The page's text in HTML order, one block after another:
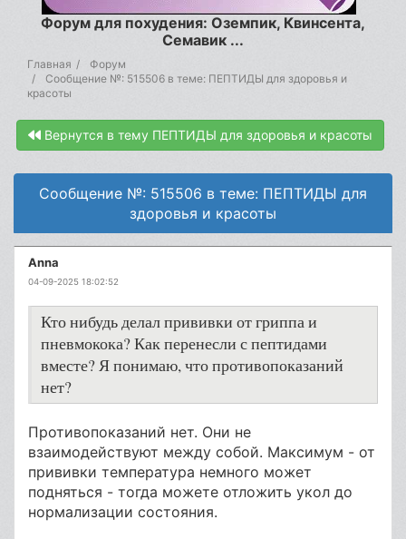
Форум для похудения: Оземпик, Квинсента,
Семавик ...
Главная
Форум
Сообщение №: 515506 в теме: ПЕПТИДЫ для здоровья и
красоты
Вернутся в тему ПЕПТИДЫ для здоровья и красоты
Сообщение №: 515506 в теме: ПЕПТИДЫ для
здоровья и красоты
Anna
04-09-2025 18:02:52
Кто нибудь делал прививки от гриппа и
пневмокока? Как перенесли с пептидами
вместе? Я понимаю, что противопоказаний
нет?
Противопоказаний нет. Они не
взаимодействуют между собой. Максимум - от
прививки температура немного может
подняться - тогда можете отложить укол до
нормализации состояния.